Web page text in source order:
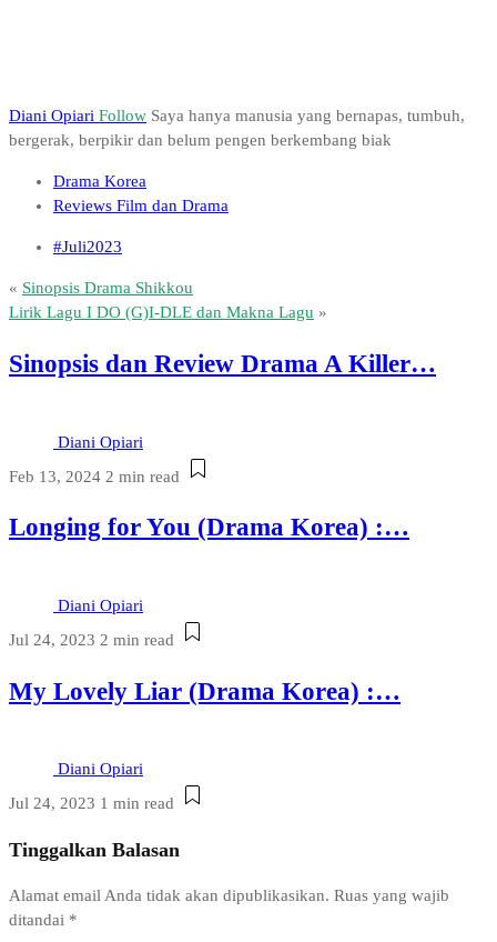
Diani Opiari Follow Saya hanya manusia yang bernapas, tumbuh,
bergerak, berpikir dan belum pengen berkembang biak
Drama Korea
Reviews Film dan Drama
#Juli2023
« Sinopsis Drama Shikkou
Lirik Lagu I DO (G)I-DLE dan Makna Lagu »
Sinopsis dan Review Drama A Killer…
Diani Opiari
Feb 13, 2024 2 min read
Longing for You (Drama Korea) :…
Diani Opiari
Jul 24, 2023 2 min read
My Lovely Liar (Drama Korea) :…
Diani Opiari
Jul 24, 2023 1 min read
Tinggalkan Balasan
Alamat email Anda tidak akan dipublikasikan. Ruas yang wajib
ditandai *